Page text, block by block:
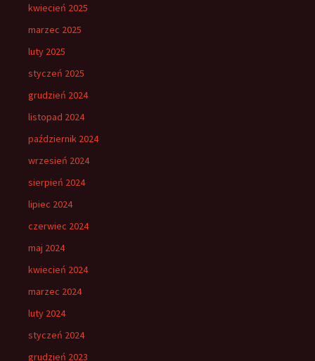
kwiecień 2025
marzec 2025
luty 2025
styczeń 2025
grudzień 2024
listopad 2024
październik 2024
wrzesień 2024
sierpień 2024
lipiec 2024
czerwiec 2024
maj 2024
kwiecień 2024
marzec 2024
luty 2024
styczeń 2024
grudzień 2023